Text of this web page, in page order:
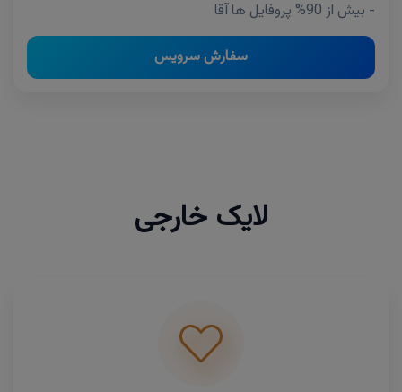
- بیش از 90% پروفایل ها آقا
سفارش سرویس
لایک خارجی